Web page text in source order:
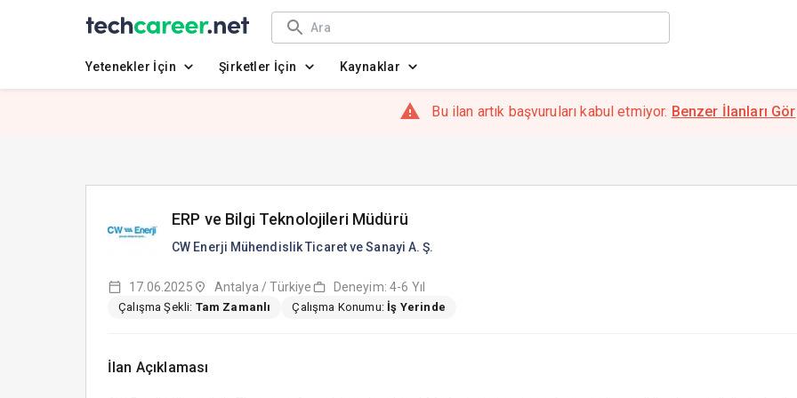
Yetenekler İçin Şirketler İçin Kaynaklar
Bu ilan artık başvuruları kabul etmiyor. Benzer İlanları Gör
ERP ve Bilgi Teknolojileri Müdürü
CW Enerji Mühendislik Ticaret ve Sanayi A. Ş.
17.06.2025 Antalya / Türkiye Deneyim: 4-6 Yıl
Çalışma Şekli: Tam Zamanlı Çalışma Konumu: İş Yerinde
İlan Açıklaması